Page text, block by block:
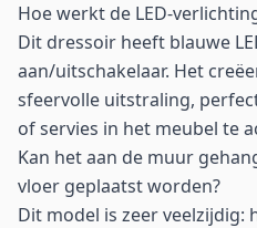
Hoe werkt de LED-
Dit dressoir heeft blauwe
aan/uitschakelaar. Het
sfeervolle uitstraling,
of servies in het meubel te
Kan het aan de muur
vloer geplaatst worden?
Dit model is zeer